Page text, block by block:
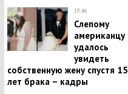
19:46
Слепому
американцу
удалось
увидеть
собственную жену спустя 15
лет брака – кадры